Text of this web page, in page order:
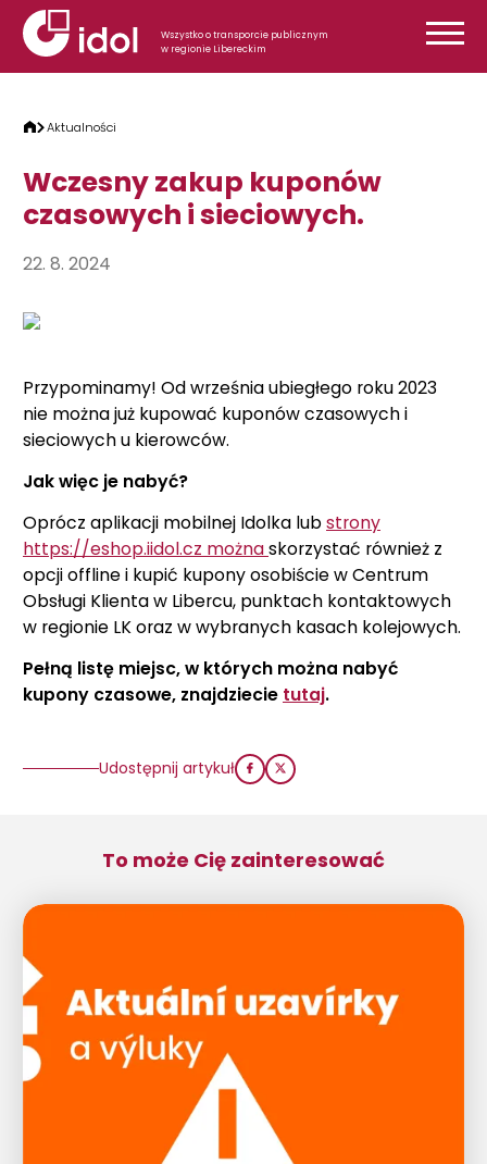
Przejdź do treści
Wszystko o transporcie publicznym
w regionie Libereckim
Aktualności
Wczesny zakup kuponów
czasowych i sieciowych.
22. 8. 2024
Przypominamy! Od września ubiegłego roku 2023
nie można już kupować kuponów czasowych i
sieciowych u kierowców.
Jak więc je nabyć?
Oprócz aplikacji mobilnej Idolka lubstrony
https://eshop.iidol.cz możnaskorzystać również z
opcji offline i kupić kupony osobiście w Centrum
Obsługi Klienta w Libercu, punktach kontaktowych
w regionie LK oraz w wybranych kasach kolejowych.
Pełną listę miejsc, w których można nabyć
kupony czasowe, znajdziecie tutaj.
Udostępnij artykuł
To może Cię zainteresować